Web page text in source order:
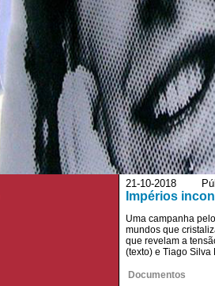
21-10-2018
Impérios
Uma campanha
mundos que
que revelam a
(texto) e Tiago Silva
Documentos